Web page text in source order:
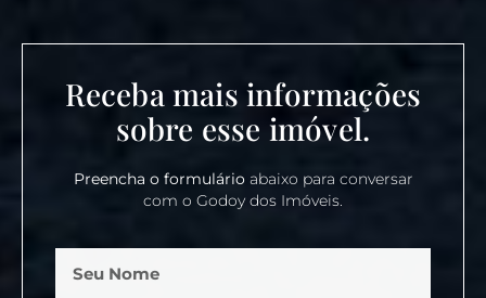
Receba mais informações
sobre esse imóvel.
Preencha o formulárioabaixo para conversar
com o Godoy dos Imóveis.